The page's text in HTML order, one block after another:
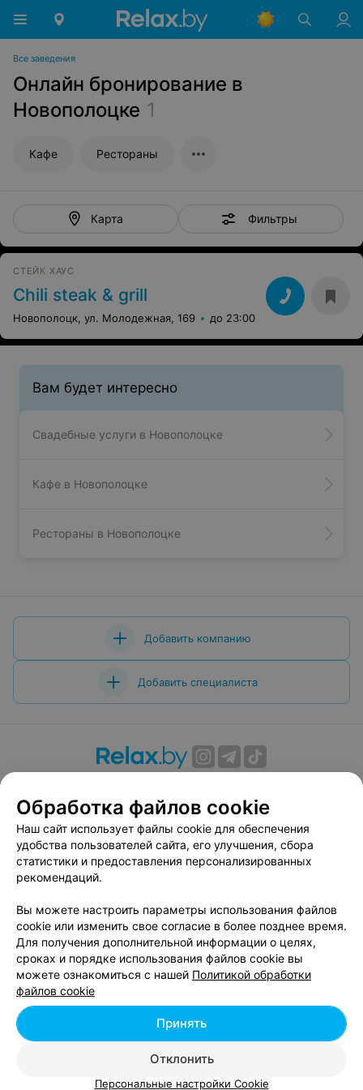
Все заведения
Онлайн бронирование в
Новополоцке 1
Кафе Рестораны
Карта Фильтры
СТЕЙК ХАУС
Chili steak & grill
Новополоцк, ул. Молодежная, 169 до 23:00
Вам будет интересно
Свадебные услуги в Новополоцке
Кафе в Новополоцке
Рестораны в Новополоцке
Добавить компанию
Добавить специалиста
Вакансии
Публичный договор
Способы оплаты
Публичный договор по использованию сервиса
«Афиша»
Пользовательское соглашение
Связаться по вопросам сотрудничества
Написать руководителю relax.by
Персональные настройки cookie
Обработка персональных данных
© 2026 ООО «Артокс Лаб», УНП 191700409, регистрирующий орган -
| 220012, Республика Беларусь, г. Минск,
Обработка файлов cookie
Наш сайт использует файлы cookie для обеспечения
удобства пользователей сайта, его улучшения, сбора
статистики и предоставления персонализированных
рекомендаций.
Вы можете настроить параметры использования файлов
cookie или изменить свое согласие в более позднее время.
Для получения дополнительной информации о целях,
сроках и порядке использования файлов cookie вы
можете ознакомиться с нашей Политикой обработки
файлов cookie
Отклонить
Принять
Персональные настройки Cookie